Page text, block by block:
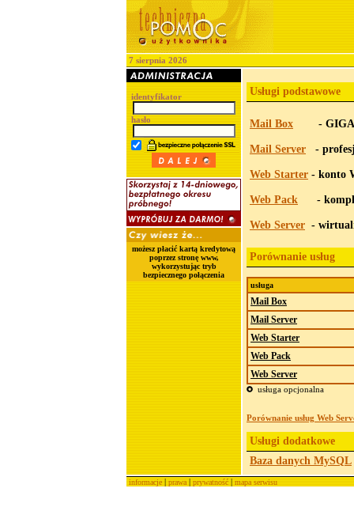
7 sierpnia 2026
identyfikator
hasło
możesz płacić kartą kredytową
poprzez stronę www,
wykorzystując tryb
bezpiecznego połączenia
Usługi podstawowe
Mail Box -
Mail Server -
Web Starter - konto
Web Pack -
Web Server -
Porównanie usług
usługa
Mail Box
Mail Server
Web Starter
Web Pack
Web Server
usługa opcjonalna
Porównanie usług Web
Usługi dodatkowe
Baza danych MySQL
informacje| prawa | prywatność| mapa serwisu